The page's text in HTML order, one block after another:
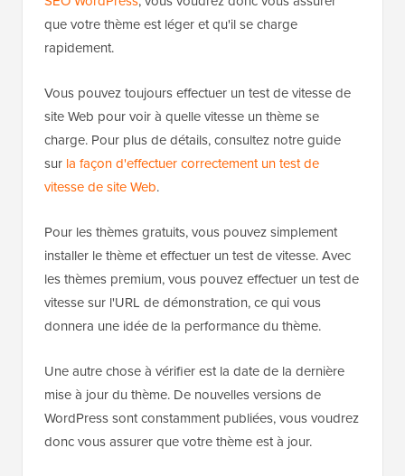
que votre thème est léger et qu'il se charge
rapidement.
Vous pouvez toujours effectuer un test de vitesse de
site Web pour voir à quelle vitesse un thème se
charge. Pour plus de détails, consultez notre guide
sur la façon d'effectuer correctement un test de
vitesse de site Web.
Pour les thèmes gratuits, vous pouvez simplement
installer le thème et effectuer un test de vitesse. Avec
les thèmes premium, vous pouvez effectuer un test de
vitesse sur l'URL de démonstration, ce qui vous
donnera une idée de la performance du thème.
Une autre chose à vérifier est la date de la dernière
mise à jour du thème. De nouvelles versions de
WordPress sont constamment publiées, vous voudrez
donc vous assurer que votre thème est à jour.